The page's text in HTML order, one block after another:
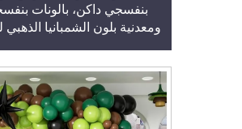
بنفسجي داكن، بالونات
ومعدنية بلون الشمبانيا الذهبي